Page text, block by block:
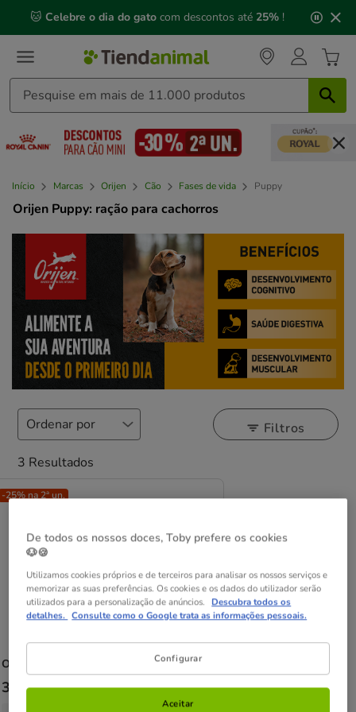
mensagem,
🐱 Celebre o dia do gato com descontos até 25% !
Início Marcas Orijen Cão Fases de vida Puppy
Orijen Puppy: ração para cachorros
Filtros
3 Resultados
-25% na 2ª un.
Orijen Puppy Small Breed ração para cães
Preço
30.29€-63.39€
De todos os nossos doces, Toby prefere os cookies
🐶🍪
Utilizamos cookies próprios e de terceiros para analisar os nossos serviços e
memorizar as suas preferências. Os cookies e os dados do utilizador serão
utilizados para a personalização de anúncios. Descubra todos os
detalhes. Consulte como o Google trata as informações pessoais.
Configurar
Aceitar